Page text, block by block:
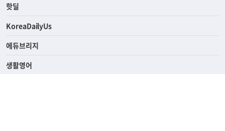
핫딜
KoreaDailyUs
에듀브리지
생활영어